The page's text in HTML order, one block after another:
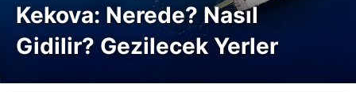
Kekova: Nerede? Nasıl
Gidilir? Gezilecek Yerler